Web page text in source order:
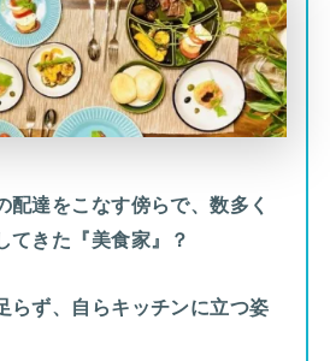
配達をこなす傍らで、数多く
てきた『美食家』？
らず、自らキッチンに立つ姿